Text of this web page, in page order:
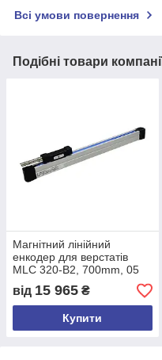
Всі умови повернення
Подібні товари
Магнітний лінійний
енкодер для верстатів
MLC 320-B2, 700mm, 05
µm, HPL 5-30 VDC,
A,/A,B,/B,Z,/Z, кабель 3м,
PUR кабель
від 15 965 ₴
Купити